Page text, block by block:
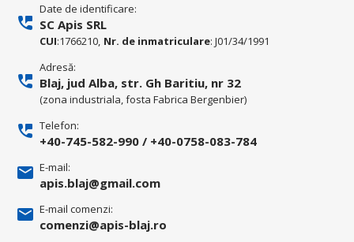
Date de identificare:
SC Apis SRL
CUI:1766210, Nr. de inmatriculare: J01/34/1991
Adresă:
Blaj, jud Alba, str. Gh Baritiu, nr 32
(zona industriala, fosta Fabrica Bergenbier)
Telefon:
+40-745-582-990 / +40-0758-083-784
E-mail:
apis.blaj@gmail.com
E-mail comenzi:
comenzi@apis-blaj.ro